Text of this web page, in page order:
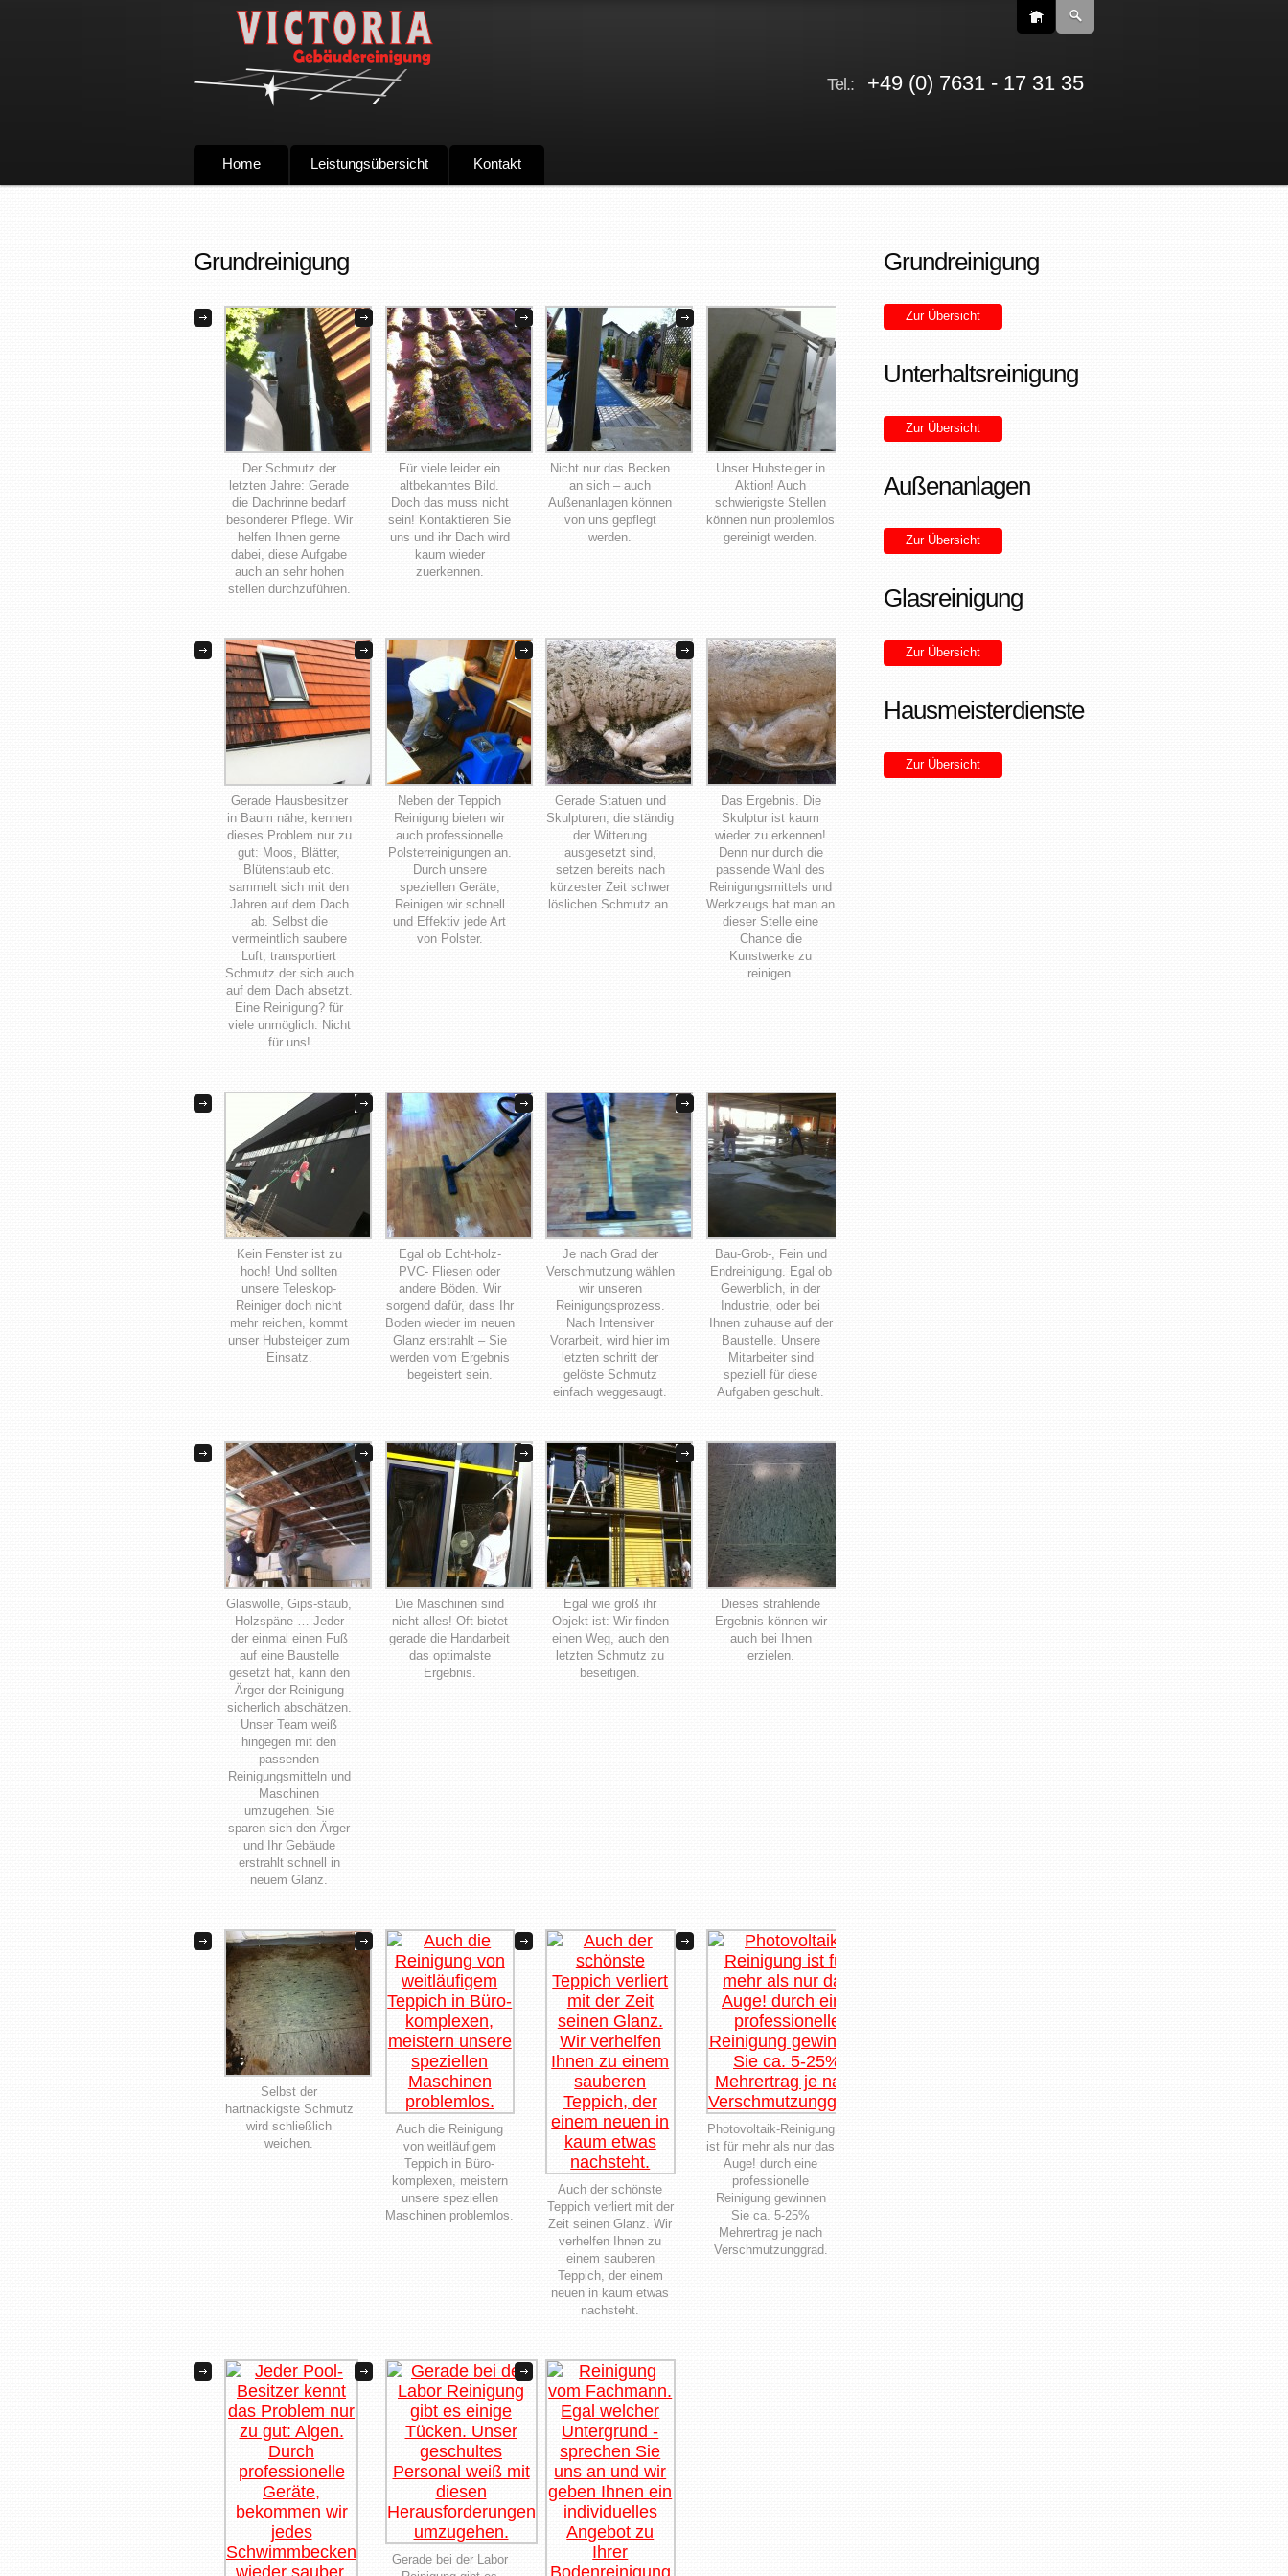
Tel.: +49 (0) 7631 - 17 31 35
Home Leistungsübersicht Kontakt
Grundreinigung
Der Schmutz der
letzten Jahre: Gerade
die Dachrinne bedarf
besonderer Pflege. Wir
helfen Ihnen gerne
dabei, diese Aufgabe
auch an sehr hohen
stellen durchzuführen.
Für viele leider ein
altbekanntes Bild.
Doch das muss nicht
sein! Kontaktieren Sie
uns und ihr Dach wird
kaum wieder
zuerkennen.
Nicht nur das Becken
an sich – auch
Außenanlagen können
von uns gepflegt
werden.
Unser Hubsteiger in
Aktion! Auch
schwierigste Stellen
können nun problemlos
gereinigt werden.
Gerade Hausbesitzer
in Baum nähe, kennen
dieses Problem nur zu
gut: Moos, Blätter,
Blütenstaub etc.
sammelt sich mit den
Jahren auf dem Dach
ab. Selbst die
vermeintlich saubere
Luft, transportiert
Schmutz der sich auch
auf dem Dach absetzt.
Eine Reinigung? für
viele unmöglich. Nicht
für uns!
Neben der Teppich
Reinigung bieten wir
auch professionelle
Polsterreinigungen an.
Durch unsere
speziellen Geräte,
Reinigen wir schnell
und Effektiv jede Art
von Polster.
Gerade Statuen und
Skulpturen, die ständig
der Witterung
ausgesetzt sind,
setzen bereits nach
kürzester Zeit schwer
löslichen Schmutz an.
Das Ergebnis. Die
Skulptur ist kaum
wieder zu erkennen!
Denn nur durch die
passende Wahl des
Reinigungsmittels und
Werkzeugs hat man an
dieser Stelle eine
Chance die
Kunstwerke zu
reinigen.
Kein Fenster ist zu
hoch! Und sollten
unsere Teleskop-
Reiniger doch nicht
mehr reichen, kommt
unser Hubsteiger zum
Einsatz.
Egal ob Echt-holz-
PVC- Fliesen oder
andere Böden. Wir
sorgend dafür, dass Ihr
Boden wieder im neuen
Glanz erstrahlt – Sie
werden vom Ergebnis
begeistert sein.
Je nach Grad der
Verschmutzung wählen
wir unseren
Reinigungsprozess.
Nach Intensiver
Vorarbeit, wird hier im
letzten schritt der
gelöste Schmutz
einfach weggesaugt.
Bau-Grob-, Fein und
Endreinigung. Egal ob
Gewerblich, in der
Industrie, oder bei
Ihnen zuhause auf der
Baustelle. Unsere
Mitarbeiter sind
speziell für diese
Aufgaben geschult.
Glaswolle, Gips-staub,
Holzspäne … Jeder
der einmal einen Fuß
auf eine Baustelle
gesetzt hat, kann den
Ärger der Reinigung
sicherlich abschätzen.
Unser Team weiß
hingegen mit den
passenden
Reinigungsmitteln und
Maschinen
umzugehen. Sie
sparen sich den Ärger
und Ihr Gebäude
erstrahlt schnell in
neuem Glanz.
Die Maschinen sind
nicht alles! Oft bietet
gerade die Handarbeit
das optimalste
Ergebnis.
Egal wie groß ihr
Objekt ist: Wir finden
einen Weg, auch den
letzten Schmutz zu
beseitigen.
Dieses strahlende
Ergebnis können wir
auch bei Ihnen
erzielen.
Selbst der
hartnäckigste Schmutz
wird schließlich
weichen.
Auch die Reinigung
von weitläufigem
Teppich in Büro-
komplexen, meistern
unsere speziellen
Maschinen problemlos.
Auch der schönste
Teppich verliert mit der
Zeit seinen Glanz. Wir
verhelfen Ihnen zu
einem sauberen
Teppich, der einem
neuen in kaum etwas
nachsteht.
Photovoltaik-Reinigung
ist für mehr als nur das
Auge! durch eine
professionelle
Reinigung gewinnen
Sie ca. 5-25%
Mehrertrag je nach
Verschmutzunggrad.
Gerade bei der Labor
Grundreinigung
Zur Übersicht
Unterhaltsreinigung
Zur Übersicht
Außenanlagen
Zur Übersicht
Glasreinigung
Zur Übersicht
Hausmeisterdienste
Zur Übersicht